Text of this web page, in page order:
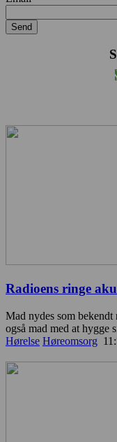
Send
Radioens ringe
Mad nydes som bekendt
også mad med at hygge
Hørelse Høreomsorg